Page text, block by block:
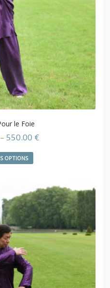
le Foie
550.00 €
OPTIONS